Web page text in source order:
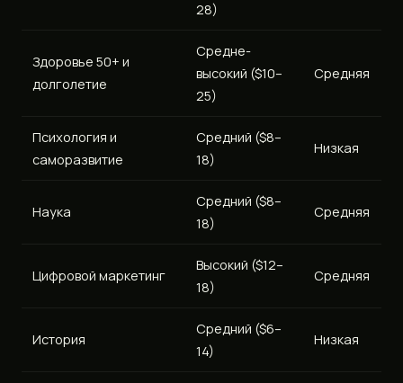
28)
Здоровье 50+ и
долголетие
Средне-
высокий ($10–
25)
Средняя
Психология и
саморазвитие
Средний ($8–
18)
Низкая
Наука
Средний ($8–
18)
Средняя
Цифровой маркетинг
Высокий ($12–
18)
Средняя
История
Средний ($6–
14)
Низкая